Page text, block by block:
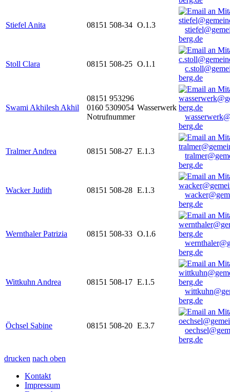
Stiefel Anita 08151 508-34 O.1.3
berg.de
Stoll Clara 08151 508-25 O.1.1
berg.de
Swami Akhilesh Akhil
08151 953296
0160 5309054
Notrufnummer
Wasserwerk
berg.de
Tralmer Andrea 08151 508-27 E.1.3
berg.de
Wacker Judith 08151 508-28 E.1.3
berg.de
Wernthaler Patrizia 08151 508-33 O.1.6
berg.de
Wittkuhn Andrea 08151 508-17 E.1.5
berg.de
Öchsel Sabine 08151 508-20 E.3.7
berg.de
drucken nach oben
Kontakt
Impressum